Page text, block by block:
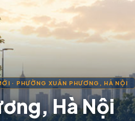
· PHƯỜNG XUÂN PHƯƠNG, HÀ NỘI
Hà Nội